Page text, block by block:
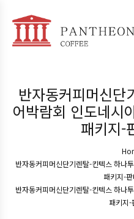
반자동커피머신단
어박람회 인도네시
패키지-
반자동커피머신단기렌탈-킨텍스 하나
패키지-
반자동커피머신단기렌탈-킨텍스 하나
패키지-